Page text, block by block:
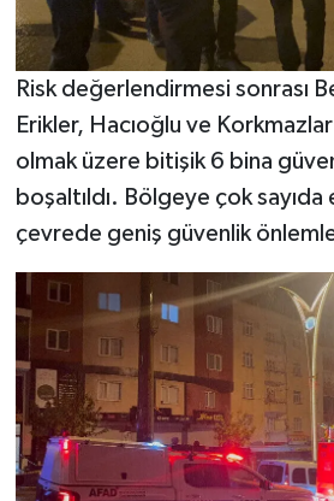
Risk değerlendirmesi sonrası
Erikler, Hacıoğlu ve
olmak üzere bitişik 6 bina
boşaltıldı. Bölgeye çok
çevrede geniş güvenlik
YAŞAM